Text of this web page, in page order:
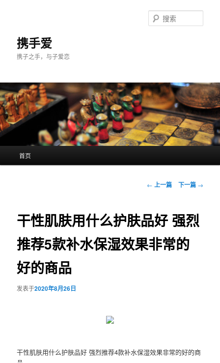
携手爱
携子之手，与子爱恋
索
首页
文
航
← 上一篇 下一篇 →
干性肌肤用什么护肤品好 强烈
推荐5款补水保湿效果非常的
好的商品
发表于2020年8月26日
干性肌肤用什么护肤品好 强烈推荐4款补水保湿效果非常的好的商